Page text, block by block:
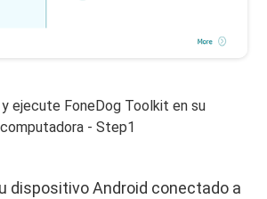
y ejecute FoneDog Toolkit en su
computadora - Step1
dispositivo Android conectado a